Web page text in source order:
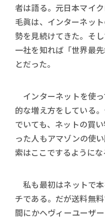
者は語る。元日本マイ
毛眞は、インターネッ
勢を見続けてきた。そ
一社を知れば「世界最
とだった。
インターネットを使
的な増え方をしている
でいても、ネットの買
った人もアマゾンの使
索はここでするようにな
私も最初はネットで
チである。だが送料無
間にかヘヴィーユーザ